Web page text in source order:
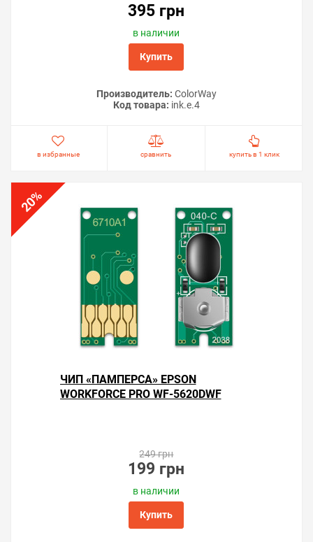
395 грн
в наличии
Купить
Производитель: ColorWay
Код товара: ink.e.4
в избранные сравнить купить в 1 клик
20
%
ЧИП «ПАМПЕРСА» EPSON
WORKFORCE PRO WF-5620DWF
249 грн
199 грн
в наличии
Купить